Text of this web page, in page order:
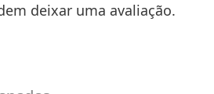
deixar uma avaliação.